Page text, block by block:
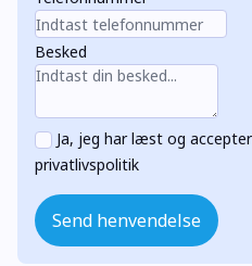
Besked
Ja, jeg har læst og
privatlivspolitik
Send henvendelse